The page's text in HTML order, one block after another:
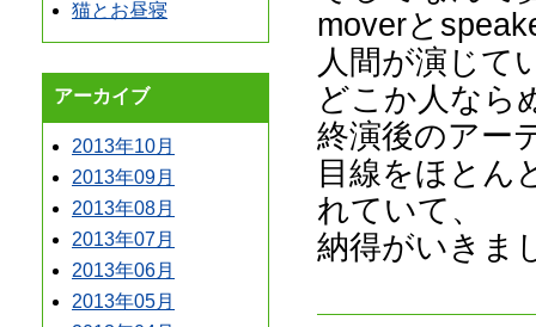
猫とお昼寝
アーカイブ
2013年10月
2013年09月
2013年08月
2013年07月
2013年06月
2013年05月
moverと
人間が演じて
どこか人なら
終演後のアー
目線をほとん
れていて、
納得がいきま